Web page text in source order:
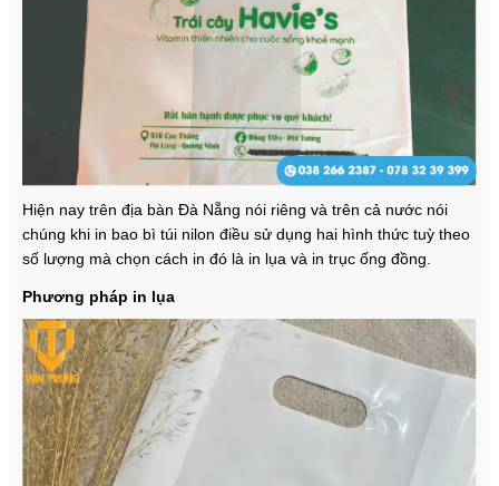
Hiện nay trên địa bàn Đà Nẵng nói riêng và trên cả nước nói
chúng khi in bao bì túi nilon điều sử dụng hai hình thức tuỳ theo
số lượng mà chọn cách in đó là in lụa và in trục ống đồng.
Phương pháp in lụa